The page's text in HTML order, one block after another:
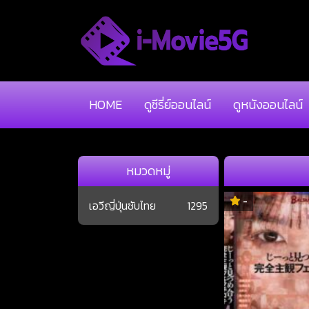
HOME ดูซีรี่ย์ออนไลน์ ดูหนังออนไลน์
หมวดหมู่
เอวีญี่ปุ่นซับไทย 1295 -